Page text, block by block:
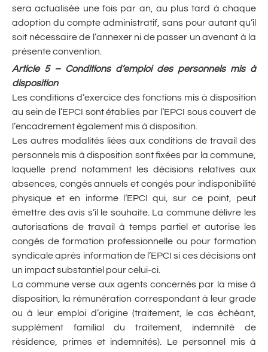
sera actualisée une fois par an, au plus tard à chaque
adoption du compte administratif, sans pour autant qu’il
soit nécessaire de l’annexer ni de passer un avenant à la
présente convention.
Article 5 – Conditions d’emploi des personnels mis à
disposition
Les conditions d’exercice des fonctions mis à disposition
au sein de l’EPCI sont établies par l’EPCI sous couvert de
l’encadrement également mis à disposition.
Les autres modalités liées aux conditions de travail des
personnels mis à disposition sont fixées par la commune,
laquelle prend notamment les décisions relatives aux
absences, congés annuels et congés pour indisponibilité
physique et en informe l’EPCI qui, sur ce point, peut
émettre des avis s’il le souhaite. La commune délivre les
autorisations de travail à temps partiel et autorise les
congés de formation professionnelle ou pour formation
syndicale après information de l’EPCI si ces décisions ont
un impact substantiel pour celui-ci.
La commune verse aux agents concernés par la mise à
disposition, la rémunération correspondant à leur grade
ou à leur emploi d’origine (traitement, le cas échéant,
supplément familial du traitement, indemnité de
résidence, primes et indemnités). Le personnel mis à